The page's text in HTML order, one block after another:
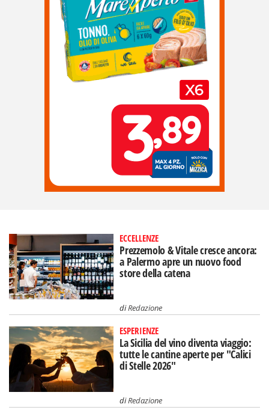
ECCELLENZE
Prezzemolo & Vitale cresce ancora:
a Palermo apre un nuovo food
store della catena
diRedazione
ESPERIENZE
La Sicilia del vino diventa viaggio:
tutte le cantine aperte per "Calici
di Stelle 2026"
diRedazione